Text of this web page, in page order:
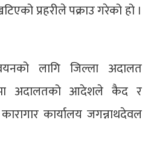
प्रहरीले पक्राउ गरेको हो ।
लागि जिल्ला अदालत
अदालतको आदेशले कैद र
कार्यालय जगन्नाथदेवल